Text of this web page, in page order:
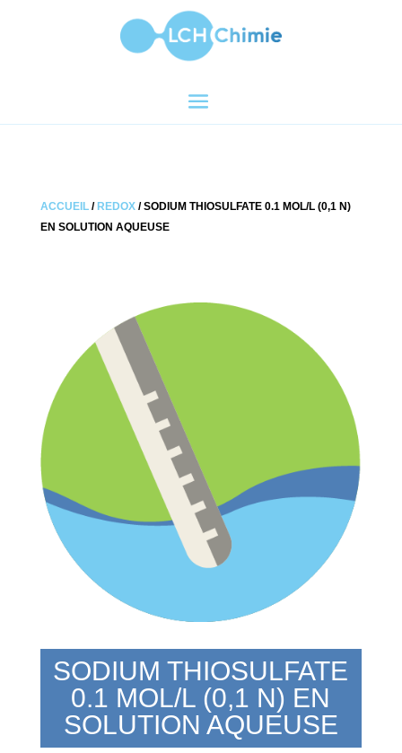
ACCUEIL/ REDOX/ SODIUM THIOSULFATE 0.1 MOL/L (0,1 N)
EN SOLUTION AQUEUSE
SODIUM THIOSULFATE
0.1 MOL/L (0,1 N) EN
SOLUTION AQUEUSE